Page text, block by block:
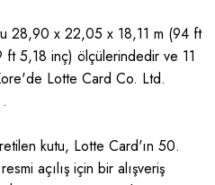
28,90 x 22,05 x 18,11 m (94 ft
5,18 inç) ölçülerindedir ve 11
Lotte Card Co. Ltd.
kutu, Lotte Card'ın 50.
açılış için bir alışveriş